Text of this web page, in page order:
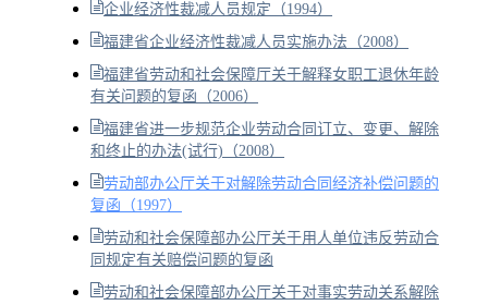
企业经济性裁减人员规定（1994）
福建省企业经济性裁减人员实施办法（2008）
福建省劳动和社会保障厅关于解释女职工退休年龄
有关问题的复函（2006）
福建省进一步规范企业劳动合同订立、变更、解除
和终止的办法(试行)（2008）
劳动部办公厅关于对解除劳动合同经济补偿问题的
复函（1997）
劳动和社会保障部办公厅关于用人单位违反劳动合
同规定有关赔偿问题的复函
劳动和社会保障部办公厅关于对事实劳动关系解除